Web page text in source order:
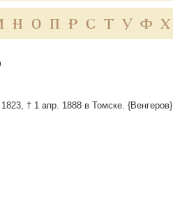
Н О П Р С Т У Ф Х
† 1 апр. 1888 в Томске. {Венгеров}